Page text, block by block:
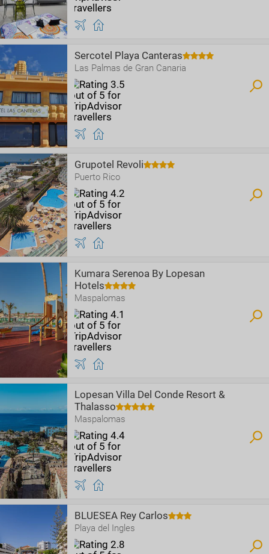
Sercotel Playa Canteras
Las Palmas de Gran Canaria
Grupotel Revoli
Puerto Rico
Kumara Serenoa By Lopesan
Hotels
Maspalomas
Lopesan Villa Del Conde Resort &
Thalasso
Maspalomas
BLUESEA Rey Carlos
Playa del Ingles